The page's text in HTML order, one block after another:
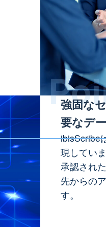
強固な
要なデ
ibisScribe
現してい
承認され
先からの
す。